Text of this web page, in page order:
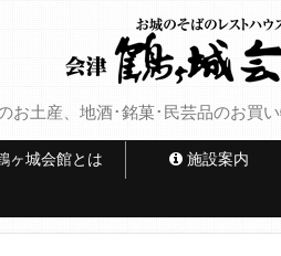
お土産、地酒･銘菓･民芸品のお買
ヶ城会館とは 施設案内